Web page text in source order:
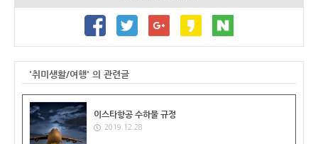
'취미생활/여행' 의 관련글
이스타항공 수하물 규정
2019.12.28